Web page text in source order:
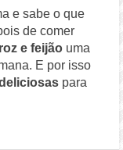
e sabe o que
de comer
e feijão uma
E por isso
para